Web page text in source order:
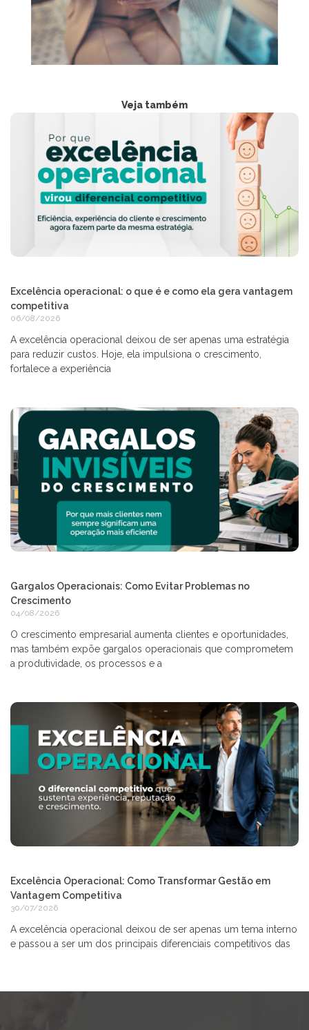
Veja também
Excelência operacional: o que é e como ela gera vantagem
competitiva
06/08/2026
A excelência operacional deixou de ser apenas uma estratégia
para reduzir custos. Hoje, ela impulsiona o crescimento,
fortalece a experiência
Gargalos Operacionais: Como Evitar Problemas no
Crescimento
04/08/2026
O crescimento empresarial aumenta clientes e oportunidades,
mas também expõe gargalos operacionais que comprometem
a produtividade, os processos e a
Excelência Operacional: Como Transformar Gestão em
Vantagem Competitiva
30/07/2026
A excelência operacional deixou de ser apenas um tema interno
e passou a ser um dos principais diferenciais competitivos das